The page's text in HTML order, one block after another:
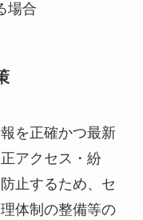
場合
を正確かつ最新
アクセス・紛
止するため、セ
体制の整備等の